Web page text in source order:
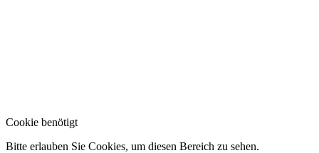
Cookie benötigt
Bitte erlauben Sie Cookies, um diesen Bereich zu sehen.